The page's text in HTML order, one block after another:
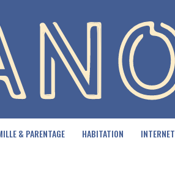
& PARENTAGE HABITATION INTERNET